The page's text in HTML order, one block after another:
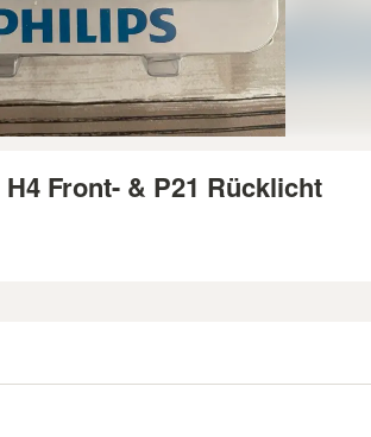
Front- & P21 Rücklicht